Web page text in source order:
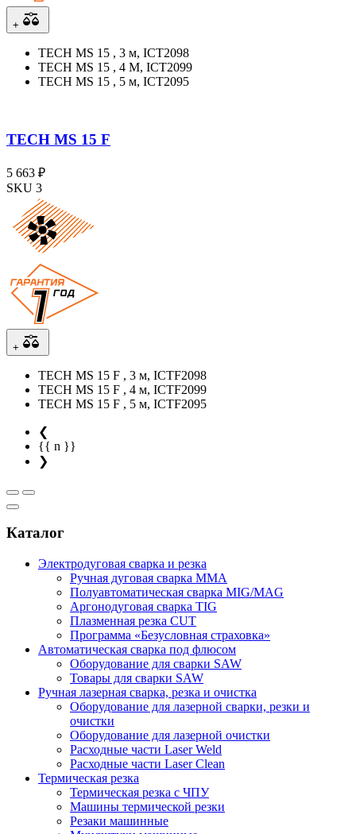
+
TECH MS 15 , 3 м, ICT2098
TECH MS 15 , 4 М, ICT2099
TECH MS 15 , 5 м, ICT2095
TECH MS 15 F
5 663 ₽
SKU 3
+
TECH MS 15 F , 3 м, ICTF2098
TECH MS 15 F , 4 м, ICTF2099
TECH MS 15 F , 5 м, ICTF2095
❮
{{ n }}
❯
Каталог
Электродуговая сварка и резка
Ручная дуговая сварка MMA
Полуавтоматическая сварка MIG/MAG
Аргонодуговая сварка TIG
Плазменная резка CUT
Программа «Безусловная страховка»
Автоматическая сварка под флюсом
Оборудование для сварки SAW
Товары для сварки SAW
Ручная лазерная сварка, резка и очистка
Оборудование для лазерной сварки, резки и
очистки
Оборудование для лазерной очистки
Расходные части Laser Weld
Расходные части Laser Clean
Термическая резка
Термическая резка с ЧПУ
Машины термической резки
Резаки машинные